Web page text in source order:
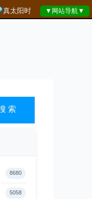
真太阳时
8680
5058